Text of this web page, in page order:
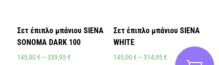
Σετ έπιπλο μπάνιου SIENA
SONOMA DARK 100
145,00 € – 339,95€
Σετ έπιπλο μπάνιου SIENA
WHITE
145,00 € – 314,95€